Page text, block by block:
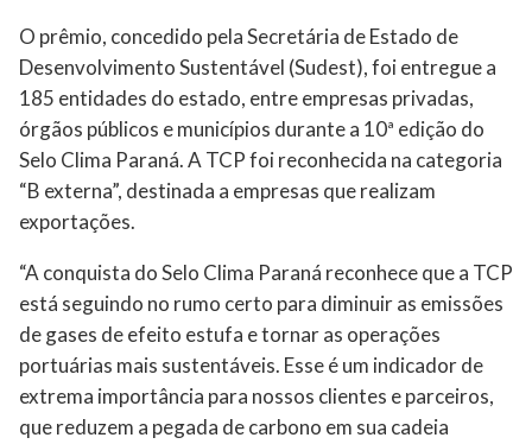
O prêmio, concedido pela Secretária de Estado de
Desenvolvimento Sustentável (Sudest), foi entregue a
185 entidades do estado, entre empresas privadas,
órgãos públicos e municípios durante a 10ª edição do
Selo Clima Paraná. A TCP foi reconhecida na categoria
“B externa”, destinada a empresas que realizam
exportações.
“A conquista do Selo Clima Paraná reconhece que a TCP
está seguindo no rumo certo para diminuir as emissões
de gases de efeito estufa e tornar as operações
portuárias mais sustentáveis. Esse é um indicador de
extrema importância para nossos clientes e parceiros,
que reduzem a pegada de carbono em sua cadeia